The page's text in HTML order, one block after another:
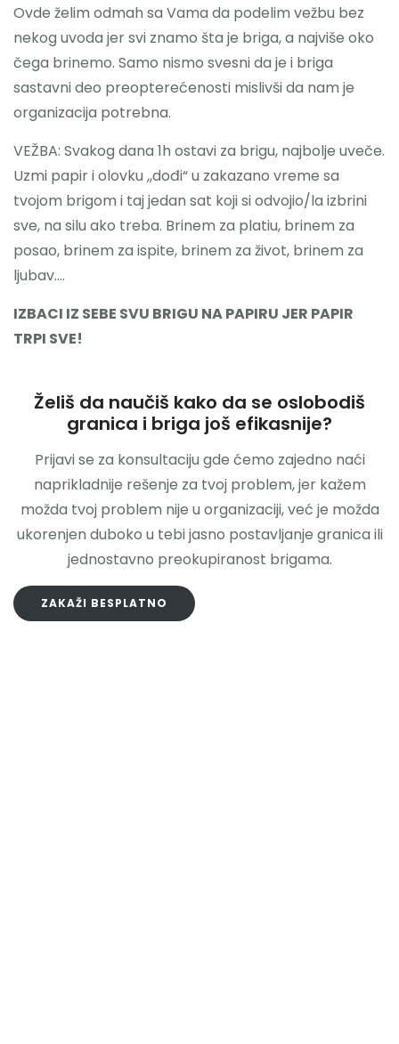
Ovde želim odmah sa Vama da podelim vežbu bez
nekog uvoda jer svi znamo šta je briga, a najviše oko
čega brinemo. Samo nismo svesni da je i briga
sastavni deo preopterećenosti mislivši da nam je
organizacija potrebna.
VEŽBA: Svakog dana 1h ostavi za brigu, najbolje uveče.
Uzmi papir i olovku ,,dođi“ u zakazano vreme sa
tvojom brigom i taj jedan sat koji si odvojio/la izbrini
sve, na silu ako treba. Brinem za platiu, brinem za
posao, brinem za ispite, brinem za život, brinem za
ljubav….
IZBACI IZ SEBE SVU BRIGU NA PAPIRU JER PAPIR
TRPI SVE!
Želiš da naučiš kako da se oslobodiš
granica i briga još efikasnije?
Prijavi se za konsultaciju gde ćemo zajedno naći
naprikladnije rešenje za tvoj problem, jer kažem
možda tvoj problem nije u organizaciji, već je možda
ukorenjen duboko u tebi jasno postavljanje granica ili
jednostavno preokupiranost brigama.
ZAKAŽI BESPLATNO